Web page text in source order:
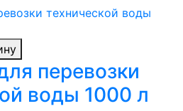
перевозки
воды 1000 л